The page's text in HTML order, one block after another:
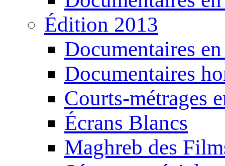
Édition 2013
Documentaires
Documentaires
Courts-métrages
Écrans Blancs
Maghreb des